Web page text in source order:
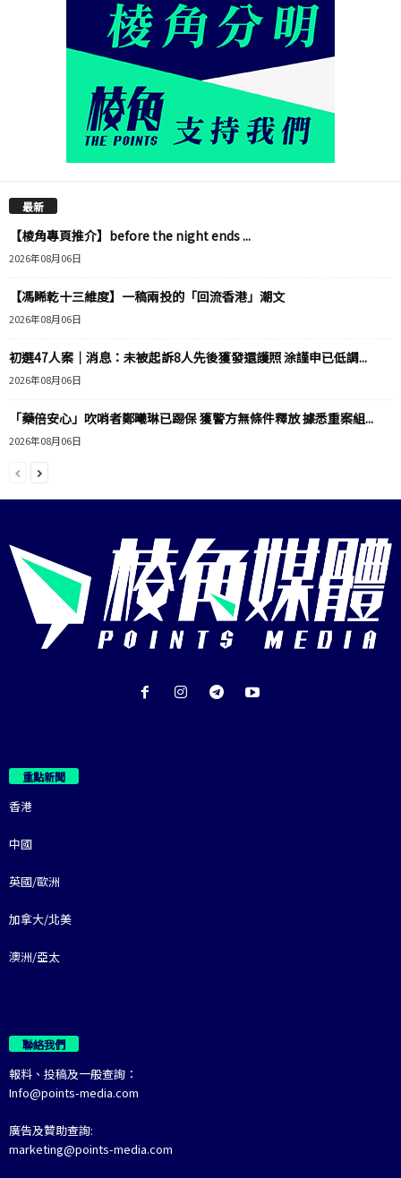
最新
【棱角專頁推介】before the night ends ...
2026年08月06日
【馮睎乾十三維度】一稿兩投的「回流香港」潮文
2026年08月06日
初選47人案｜消息：未被起訴8人先後獲發還護照 涂謹申已低調...
2026年08月06日
「藥倍安心」吹哨者鄭曦琳已踢保 獲警方無條件釋放 據悉重案組...
2026年08月06日
重點新聞
香港
中國
英國/歐洲
加拿大/北美
澳洲/亞太
聯絡我們
報料、投稿及一般查詢：
Info@points-media.com
廣告及贊助查詢:
marketing@points-media.com